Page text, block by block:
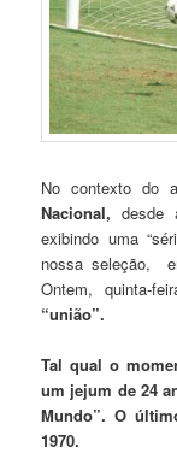
No contexto do
Nacional, desde
exibindo uma
nossa seleção,
Ontem, quinta-
“união”.
Tal qual o
um jejum de 24
Mundo”. O
1970.